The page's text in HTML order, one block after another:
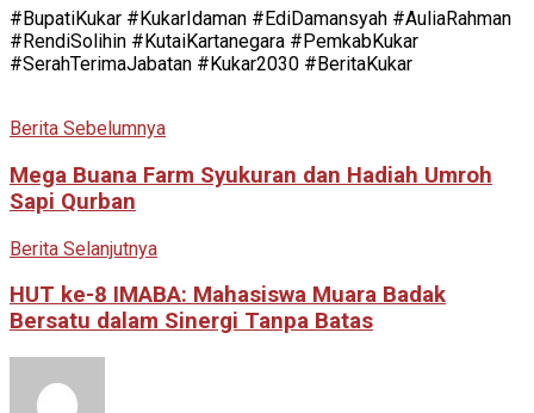
#BupatiKukar #KukarIdaman #EdiDamansyah #AuliaRahman
#RendiSolihin #KutaiKartanegara #PemkabKukar
#SerahTerimaJabatan #Kukar2030 #BeritaKukar
Berita Sebelumnya
Mega Buana Farm Syukuran dan Hadiah Umroh
Sapi Qurban
Berita Selanjutnya
HUT ke-8 IMABA: Mahasiswa Muara Badak
Bersatu dalam Sinergi Tanpa Batas